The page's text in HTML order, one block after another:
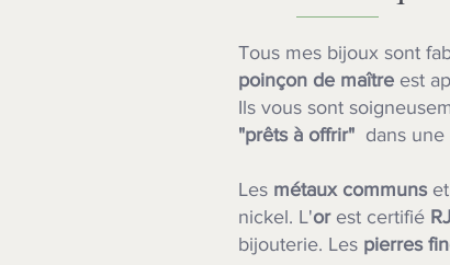
Tous mes bijoux sont
poinçon de maître est
Ils vous sont
"prêts à offrir" dans
Les métaux communset
nickel. L'orest certifié
bijouterie. Les pierres